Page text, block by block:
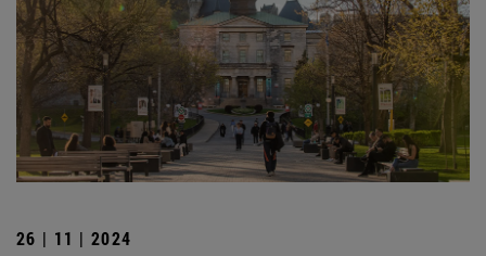
26 | 11 | 2024